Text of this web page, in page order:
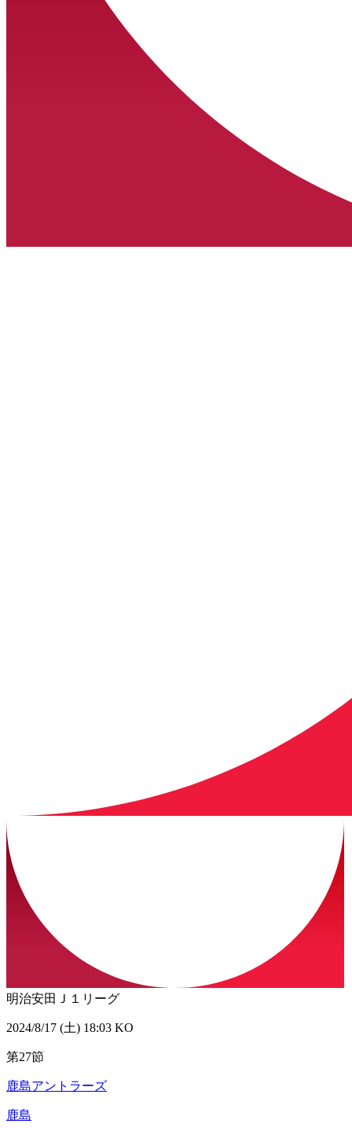
明治安田Ｊ１リーグ
2024/8/17 (土) 18:03 KO
第27節
鹿島アントラーズ
鹿島